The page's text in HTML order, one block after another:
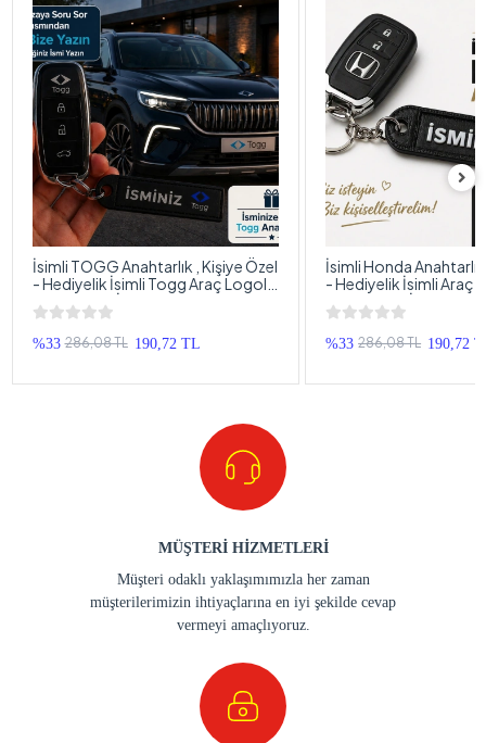
İsimli TOGG Anahtarlık , Kişiye Özel
- Hediyelik İsimli Togg Araç Logolu
Anahtarlık - İsimli Araba Anahtarlığı
%33 286,08 TL 190,72 TL
İsimli Honda
- Hediyelik İsimli Araç
Anahtarlık - İsimli
Anahtarlığı
%33 286,08 TL 190,72
MÜŞTERİ HİZMETLERİ
Müşteri odaklı yaklaşımımızla her zaman
müşterilerimizin ihtiyaçlarına en iyi şekilde cevap
vermeyi amaçlıyoruz.